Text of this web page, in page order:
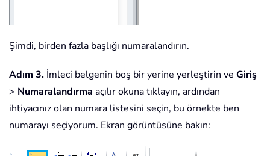
Şimdi, birden fazla başlığı numaralandırın.
Adım 3. İmleci belgenin boş bir yerine yerleştirin ve Giriş
> Numaralandırma açılır okuna tıklayın, ardından
ihtiyacınız olan numara listesini seçin, bu örnekte ben
numarayı seçiyorum. Ekran görüntüsüne bakın: